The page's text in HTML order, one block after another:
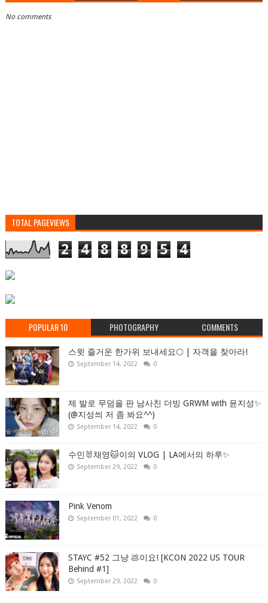
No comments
TOTAL PAGEVIEWS
2 4 8 8 9 5 4
POPULAR 10 PHOTOGRAPHY COMMENTS
스윗 즐거운 한가위 보내세요🌕 | 자객을 찾아라!
September 14, 2022 0
제 발로 무덤을 판 남사친 더빙 GRWM with 윤지성✨
(@지성씌 저 좀 봐요^^)
September 14, 2022 0
수민🐰채영🐱이의 VLOG | LA에서의 하루✨
September 29, 2022 0
Pink Venom
September 01, 2022 0
STAYC #52 그냥 💩이요! [KCON 2022 US TOUR
Behind #1]
September 29, 2022 0